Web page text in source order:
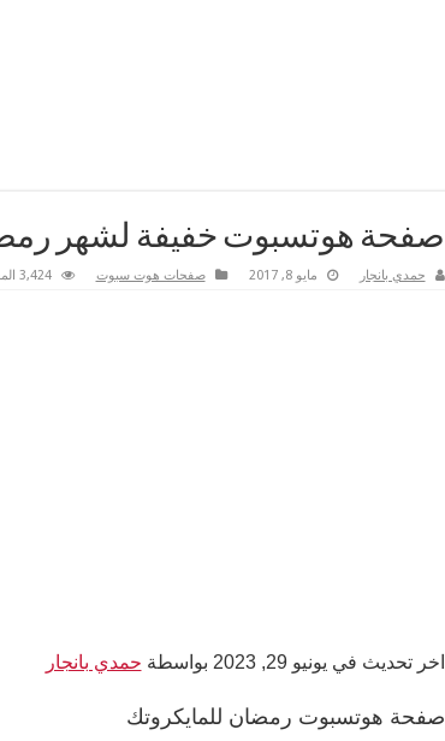
صفحة هوتسبوت خفيفة لشهر
حمدي بانجار مايو 8, 2017 صفحات هوت سبوت 3,424 المشاهدات
اخر تحديث في يونيو 29, 2023 بواسطة حمدي بانجار
صفحة هوتسبوت رمضان للمايكروتك